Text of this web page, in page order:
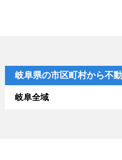
岐阜県の市区町村から不
岐阜全域